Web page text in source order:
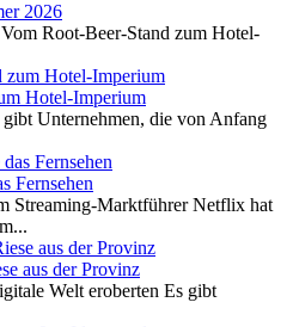
2026
Root-Beer-Stand zum Hotel-
Hotel-Imperium
Unternehmen, die von Anfang
Fernsehen
Streaming-Marktführer Netflix hat
aus der Provinz
Welt eroberten Es gibt